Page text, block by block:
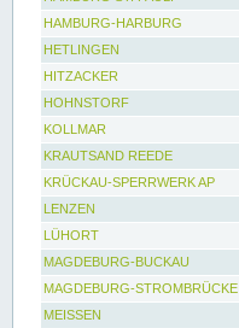
HAMBURG-HARBURG
HETLINGEN
HITZACKER
HOHNSTORF
KOLLMAR
KRAUTSAND REEDE
KRÜCKAU-SPERRWERK AP
LENZEN
LÜHORT
MAGDEBURG-BUCKAU
MAGDEBURG-STROMBRÜCKE
MEISSEN